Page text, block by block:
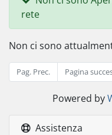
rete
Non ci sono
Pag. Prec. Pagina
Powered by
Assistenza